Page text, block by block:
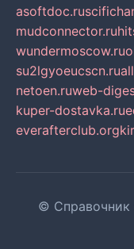
asoftdoc.ru
mudconnector.ru
wundermoscow.ru
su2lgyoeucscn.ru
netoen.ruweb-
kuper-dostavka.ru
everafterclub.org
© Справочник